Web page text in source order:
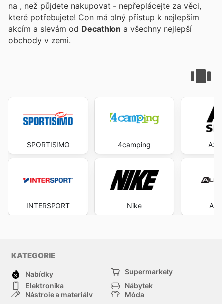
na , než půjdete nakupovat - nepřeplácejte za věci,
které potřebujete! Con má plný přístup k nejlepším
akcím a slevám od Decathlon a všechny nejlepší
obchody v zemi.
SPORTISIMO
INTERSPORT
4camping
Nike
A3
KATEGORIE
Nabídky
Supermarkety
Elektronika
Nábytek
Nástroje a materiály
Móda